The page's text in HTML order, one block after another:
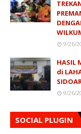
9/26/
HASIL
di
9/26/
SOCIAL PLUGIN